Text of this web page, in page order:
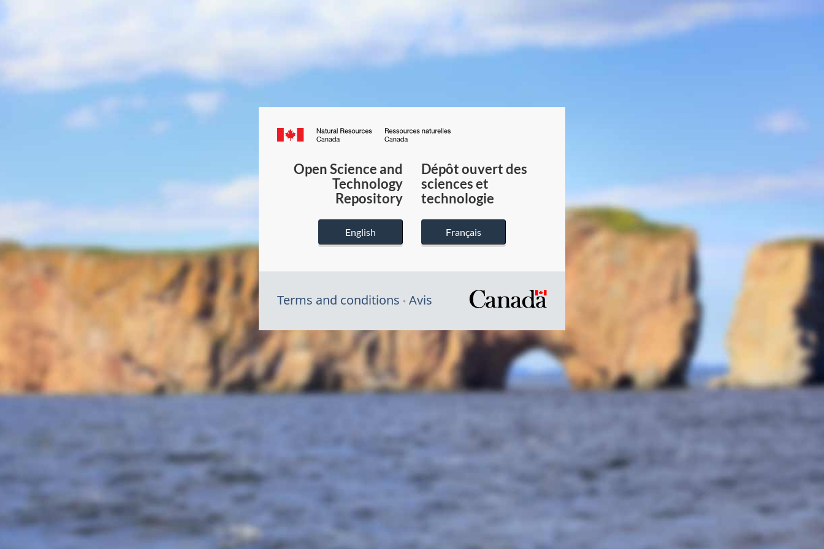
Canada.ca
du
Canada
Open Science and
Technology
Repository
English
Dépôt ouvert des
sciences et
technologie
Français
Terms and conditions Avis
/
du
gouvernement
du